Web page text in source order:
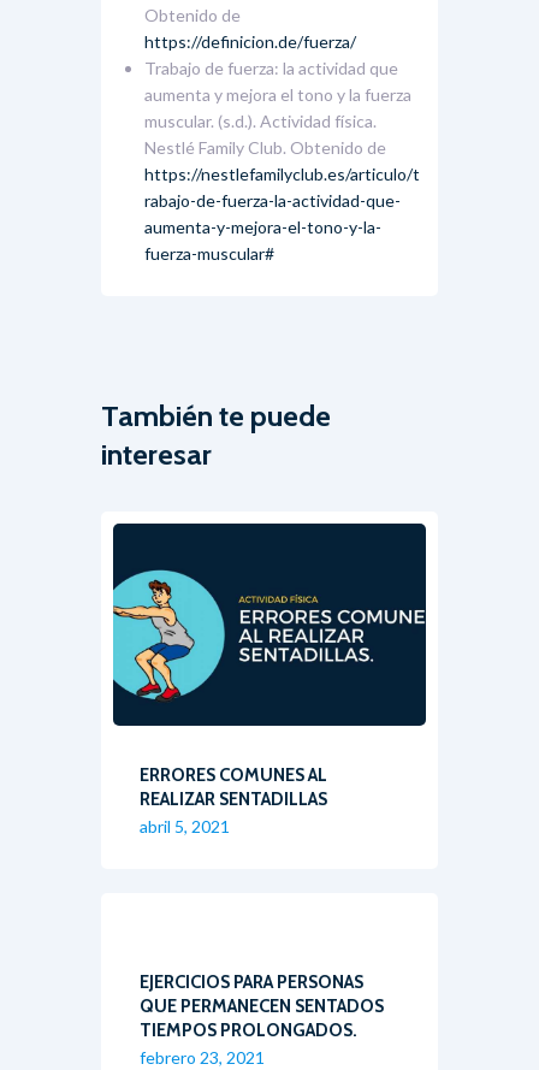
Obtenido de
https://definicion.de/fuerza/
Trabajo de fuerza: la actividad que
aumenta y mejora el tono y la fuerza
muscular. (s.d.). Actividad física.
Nestlé Family Club. Obtenido de
https://nestlefamilyclub.es/articulo/t
rabajo-de-fuerza-la-actividad-que-
aumenta-y-mejora-el-tono-y-la-
fuerza-muscular#
También te puede
interesar
ERRORES COMUNES AL
REALIZAR SENTADILLAS
abril 5, 2021
EJERCICIOS PARA PERSONAS
QUE PERMANECEN SENTADOS
TIEMPOS PROLONGADOS.
febrero 23, 2021